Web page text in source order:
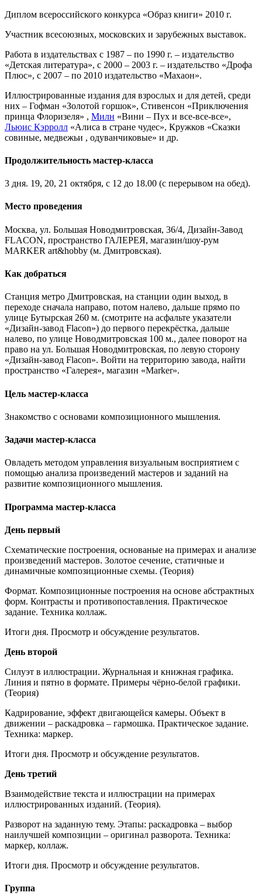
Диплом всероссийского конкурса «Образ книги» 2010 г.
Участник всесоюзных, московских и зарубежных выставок.
Работа в издательствах с 1987 – по 1990 г. – издательство
«Детская литература», с 2000 – 2003 г. – издательство «Дрофа
Плюс», с 2007 – по 2010 издательство «Махаон».
Иллюстрированные издания для взрослых и для детей, среди
них – Гофман «Золотой горшок», Стивенсон «Приключения
принца Флоризеля» , Милн «Вини – Пух и все-все-все»,
Льюис Кэрролл «Алиса в стране чудес», Кружков «Сказки
совиные, медвежьи , одуванчиковые» и др.
Продолжительность мастер-класса
3 дня. 19, 20, 21 октября, с 12 до 18.00 (с перерывом на обед).
Место проведения
Москва, ул. Большая Новодмитровская, 36/4, Дизайн-Завод
FLACON, пространство ГАЛЕРЕЯ, магазин/шоу-рум
MARKER art&hobby (м. Дмитровская).
Как добраться
Станция метро Дмитровская, на станции один выход, в
переходе сначала направо, потом налево, дальше прямо по
улице Бутырская 260 м. (смотрите на асфальте указатели
«Дизайн-завод Flacon») до первого перекрёстка, дальше
налево, по улице Новодмитровская 100 м., далее поворот на
право на ул. Большая Новодмитровская, по левую сторону
«Дизайн-завод Flacon». Войти на территорию завода, найти
пространство «Галерея», магазин «Marker».
Цель мастер-класса
Знакомство с основами композиционного мышления.
Задачи мастер-класса
Овладеть методом управления визуальным восприятием с
помощью анализа произведений мастеров и заданий на
развитие композиционного мышления.
Программа мастер-класса
День первый
Схематические построения, основаные на примерах и анализе
произведений мастеров. Золотое сечение, статичные и
динамичные композиционные схемы. (Теория)
Формат. Композиционные построения на основе абстрактных
форм. Контрасты и противопоставления. Практическое
задание. Техника коллаж.
Итоги дня. Просмотр и обсуждение результатов.
День второй
Силуэт в иллюстрации. Журнальная и книжная графика.
Линия и пятно в формате. Примеры чёрно-белой графики.
(Теория)
Кадрирование, эффект двигающейся камеры. Объект в
движении – раскадровка – гармошка. Практическое задание.
Техника: маркер.
Итоги дня. Просмотр и обсуждение результатов.
День третий
Взаимодействие текста и иллюстрации на примерах
иллюстрированных изданий. (Теория).
Разворот на заданную тему. Этапы: раскадровка – выбор
наилучшей композиции – оригинал разворота. Техника:
маркер, коллаж.
Итоги дня. Просмотр и обсуждение результатов.
Группа